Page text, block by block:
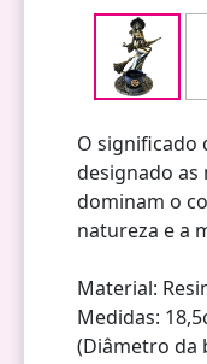
O significado
designado as
dominam o
natureza e a
Material:
Medidas:
(Diâmetro da